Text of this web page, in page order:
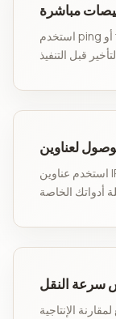
مباشرة
استخدم ping أو traceroute من الموقع المحدد لفحص سلوك
استخدم عناوين IP الاختبارية المدرجة مباشرةً إذا أردت التحقق
سرعة النقل
الإنتاجية